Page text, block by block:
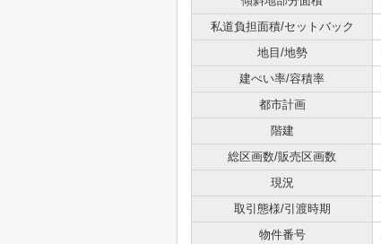
私道負担面積/セットバック
地目/地勢
建ぺい率/容積率
都市計画
階建
総区画数/販売区画数
現況
取引態様/引渡時期
物件番号